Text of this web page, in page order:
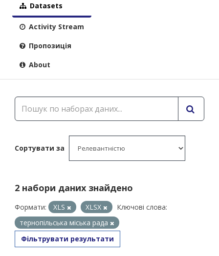
Datasets
Activity Stream
Пропозиція
About
Сортувати за
2 набори даних знайдено
Формати: XLS XLSX
Ключові слова:
тернопільська міська рада
Фільтрувати результати